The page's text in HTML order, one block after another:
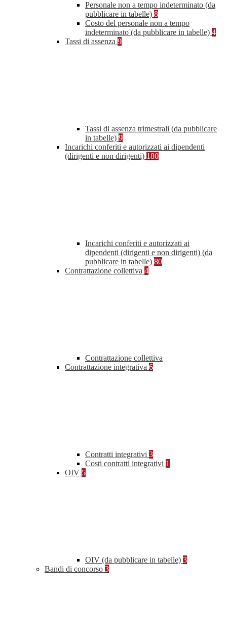
Personale non a tempo indeterminato (da
pubblicare in tabelle) 8
Costo del personale non a tempo
indeterminato (da pubblicare in tabelle) 4
Tassi di assenza 9
Tassi di assenza trimestrali (da pubblicare
in tabelle) 9
Incarichi conferiti e autorizzati ai dipendenti
(dirigenti e non dirigenti) 180
Incarichi conferiti e autorizzati ai
dipendenti (dirigenti e non dirigenti) (da
pubblicare in tabelle) 80
Contrattazione collettiva 4
Contrattazione collettiva
Contrattazione integrativa 6
Contratti integrativi 3
Costi contratti integrativi 1
OIV 5
OIV (da pubblicare in tabelle) 3
Bandi di concorso 3